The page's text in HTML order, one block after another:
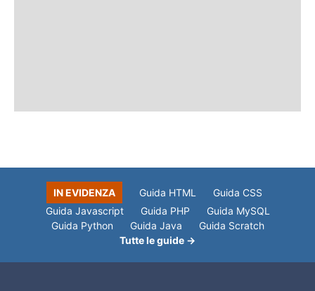
IN EVIDENZA Guida HTML
Guida CSS
Guida Javascript
Guida PHP
Guida MySQL
Guida Python
Guida Java
Guida Scratch
Tutte le guide →